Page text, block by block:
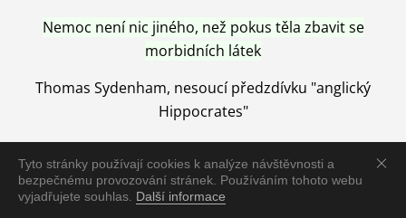
Tyto stránky používají cookies k analýze návštěvnosti a
bezpečnému provozování stránek. Používáním tohoto webu
vyjadřujete souhlas. Další informace
Nemoc není nic jiného, než pokus těla zbavit se
morbidních látek
Thomas Sydenham, nesoucí předzdívku "anglický
Hippocrates"
Nemoc je vyléčena jen pomocí Přírody, neutralizací a